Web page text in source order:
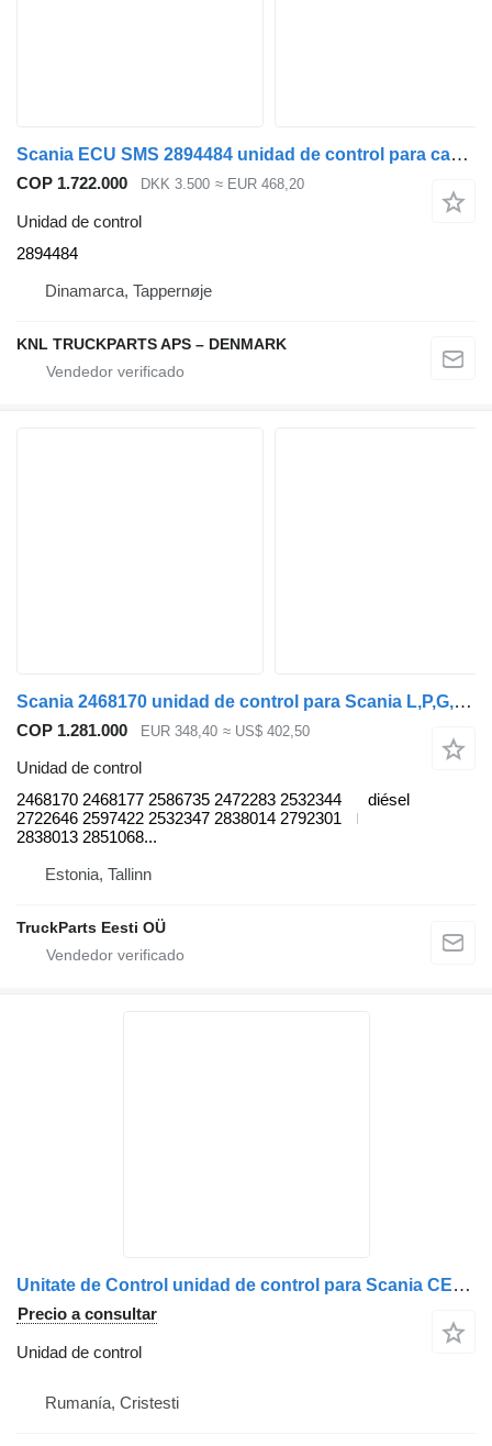
Scania ECU SMS 2894484 unidad de control para camión
COP 1.722.000 DKK 3.500 ≈ EUR 468,20
Unidad de control
2894484
Dinamarca, Tappernøje
KNL TRUCKPARTS APS – DENMARK
Scania 2468170 unidad de control para Scania L,P,G,R,S-series (2016-) cabeza tractora
COP 1.281.000 EUR 348,40 ≈ US$ 402,50
Unidad de control
2468170 2468177 2586735 2472283 2532344
2722646 2597422 2532347 2838014 2792301
2838013 2851068...
diésel
Estonia, Tallinn
TruckParts Eesti OÜ
Unitate de Control unidad de control para Scania CE312200-13 camión
Precio a consultar
Unidad de control
Rumanía, Cristesti